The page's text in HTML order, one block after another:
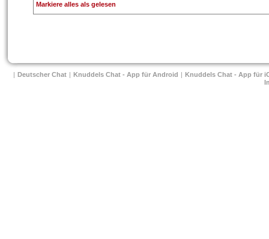
Markiere alles als gelesen
| Deutscher Chat | Knuddels Chat - App für Android | Knuddels Chat - App für